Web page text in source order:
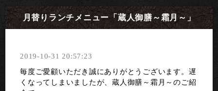
月替りランチメニュー「蔵人御膳～霜月～」
2019-10-31 20:57:23
毎度ご愛顧いただき誠にありがとうございます。遅
くなってしまいましたが、蔵人御膳～霜月～のご紹